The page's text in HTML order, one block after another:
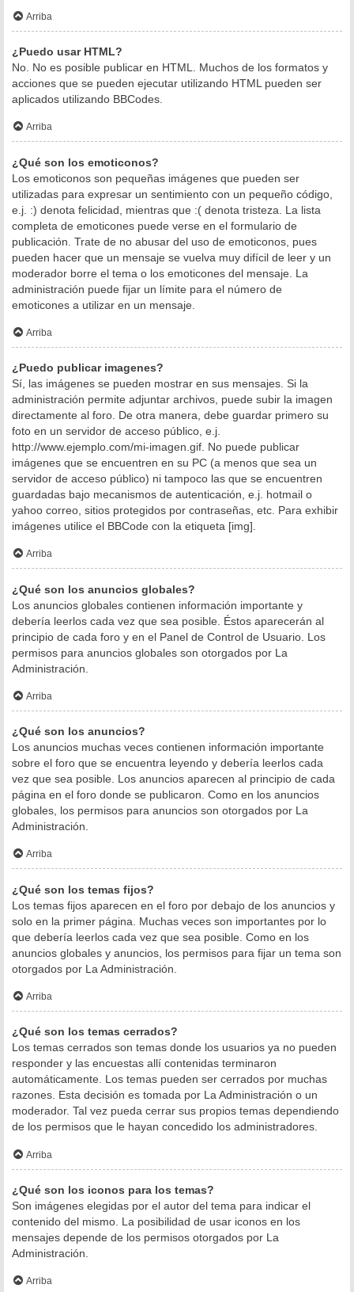
Arriba
¿Puedo usar HTML?
No. No es posible publicar en HTML. Muchos de los formatos y
acciones que se pueden ejecutar utilizando HTML pueden ser
aplicados utilizando BBCodes.
Arriba
¿Qué son los emoticonos?
Los emoticonos son pequeñas imágenes que pueden ser
utilizadas para expresar un sentimiento con un pequeño código,
e.j. :) denota felicidad, mientras que :( denota tristeza. La lista
completa de emoticones puede verse en el formulario de
publicación. Trate de no abusar del uso de emoticonos, pues
pueden hacer que un mensaje se vuelva muy difícil de leer y un
moderador borre el tema o los emoticones del mensaje. La
administración puede fijar un límite para el número de
emoticones a utilizar en un mensaje.
Arriba
¿Puedo publicar imagenes?
Sí, las imágenes se pueden mostrar en sus mensajes. Si la
administración permite adjuntar archivos, puede subir la imagen
directamente al foro. De otra manera, debe guardar primero su
foto en un servidor de acceso público, e.j.
http://www.ejemplo.com/mi-imagen.gif. No puede publicar
imágenes que se encuentren en su PC (a menos que sea un
servidor de acceso público) ni tampoco las que se encuentren
guardadas bajo mecanismos de autenticación, e.j. hotmail o
yahoo correo, sitios protegidos por contraseñas, etc. Para exhibir
imágenes utilice el BBCode con la etiqueta [img].
Arriba
¿Qué son los anuncios globales?
Los anuncios globales contienen información importante y
debería leerlos cada vez que sea posible. Éstos aparecerán al
principio de cada foro y en el Panel de Control de Usuario. Los
permisos para anuncios globales son otorgados por La
Administración.
Arriba
¿Qué son los anuncios?
Los anuncios muchas veces contienen información importante
sobre el foro que se encuentra leyendo y debería leerlos cada
vez que sea posible. Los anuncios aparecen al principio de cada
página en el foro donde se publicaron. Como en los anuncios
globales, los permisos para anuncios son otorgados por La
Administración.
Arriba
¿Qué son los temas fijos?
Los temas fijos aparecen en el foro por debajo de los anuncios y
solo en la primer página. Muchas veces son importantes por lo
que debería leerlos cada vez que sea posible. Como en los
anuncios globales y anuncios, los permisos para fijar un tema son
otorgados por La Administración.
Arriba
¿Qué son los temas cerrados?
Los temas cerrados son temas donde los usuarios ya no pueden
responder y las encuestas allí contenidas terminaron
automáticamente. Los temas pueden ser cerrados por muchas
razones. Esta decisión es tomada por La Administración o un
moderador. Tal vez pueda cerrar sus propios temas dependiendo
de los permisos que le hayan concedido los administradores.
Arriba
¿Qué son los iconos para los temas?
Son imágenes elegidas por el autor del tema para indicar el
contenido del mismo. La posibilidad de usar iconos en los
mensajes depende de los permisos otorgados por La
Administración.
Arriba